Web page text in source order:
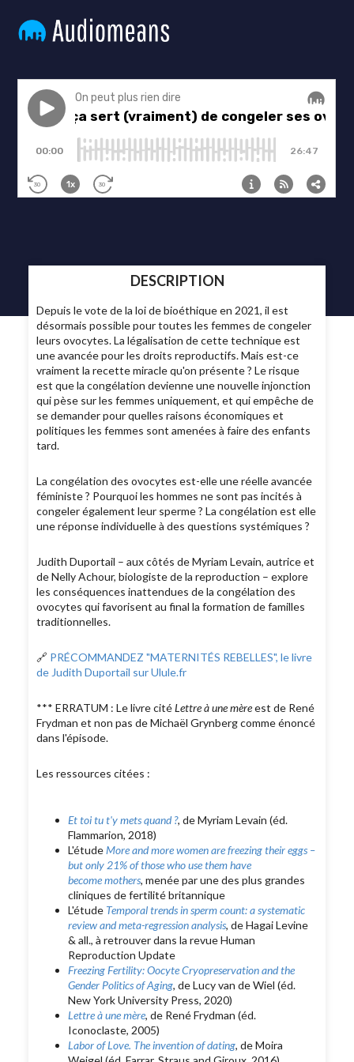
DESCRIPTION
Depuis le vote de la loi de bioéthique en 2021, il est
désormais possible pour toutes les femmes de congeler
leurs ovocytes. La légalisation de cette technique est
une avancée pour les droits reproductifs. Mais est-ce
vraiment la recette miracle qu'on présente ? Le risque
est que la congélation devienne une nouvelle injonction
qui pèse sur les femmes uniquement, et qui empêche de
se demander pour quelles raisons économiques et
politiques les femmes sont amenées à faire des enfants
tard.
La congélation des ovocytes est-elle une réelle avancée
féministe ? Pourquoi les hommes ne sont pas incités à
congeler également leur sperme ? La congélation est elle
une réponse individuelle à des questions systémiques ?
Judith Duportail – aux côtés de Myriam Levain, autrice et
de Nelly Achour, biologiste de la reproduction – explore
les conséquences inattendues de la congélation des
ovocytes qui favorisent au final la formation de familles
traditionnelles.
🔗 PRÉCOMMANDEZ "MATERNITÉS REBELLES", le livre
de Judith Duportail sur Ulule.fr
*** ERRATUM : Le livre citéLettre à une mèreest de René
Frydman et non pas de Michaël Grynberg comme énoncé
dans l'épisode.
Les ressources citées :
Et toi tu t'y mets quand ?, de Myriam Levain (éd.
Flammarion, 2018)
L'étudeMore and more women are freezing their eggs –
but only 21% of those who use them have
become mothers,menée par une des plus grandes
cliniques de fertilité britannique
L'étude Temporal trends in sperm count: a systematic
review and meta-regression analysis, de Hagai Levine
& all., à retrouver dans la revue Human
Reproduction Update
Freezing Fertility: Oocyte Cryopreservation and the
Gender Politics of Aging, de Lucy van de Wiel (éd.
New York University Press, 2020)
Lettre à une mère, de René Frydman (éd.
Iconoclaste, 2005)
Labor of Love. The invention of dating, de Moira